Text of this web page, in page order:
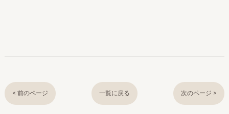
< 前のページ 一覧に戻る 次のページ >